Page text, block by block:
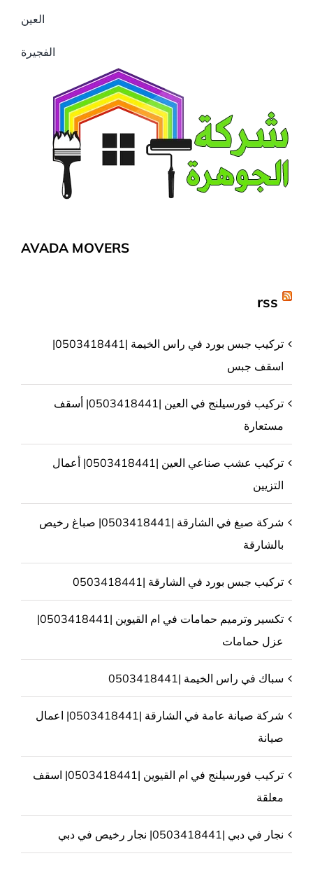
العين
الفجيرة
AVADA MOVERS
rss
تركيب جبس بورد في راس الخيمة |0503418441|
اسقف جبس
تركيب فورسيلنج في العين |0503418441| أسقف
مستعارة
تركيب عشب صناعي العين |0503418441| أعمال
التزيين
شركة صبغ في الشارقة |0503418441| صباغ رخيص
بالشارقة
تركيب جبس بورد في الشارقة |0503418441
تكسير وترميم حمامات في ام القيوين |0503418441|
عزل حمامات
سباك في راس الخيمة |0503418441
شركة صيانة عامة في الشارقة |0503418441| اعمال
صيانة
تركيب فورسيلنج في ام القيوين |0503418441| اسقف
معلقة
نجار في دبي |0503418441| نجار رخيص في دبي